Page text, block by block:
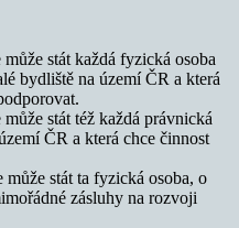
stát každá fyzická osoba
bydliště na území ČR a která
stát též každá právnická
ČR a která chce činnost
stát ta fyzická osoba, o
zásluhy na rozvoji